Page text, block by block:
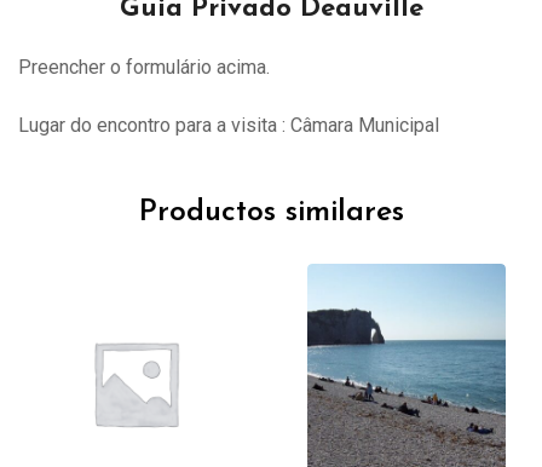
Guia Privado Deauville
Preencher o formulário acima.
Lugar do encontro para a visita : Câmara Municipal
Productos similares